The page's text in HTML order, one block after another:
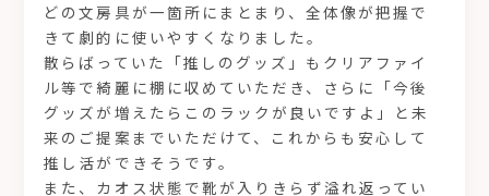
どの文房具が一箇所にまとまり、全体像が把握で
きて劇的に使いやすくなりました。
散らばっていた「推しのグッズ」もクリアファイ
ル等で綺麗に棚に収めていただき、さらに「今後
グッズが増えたらこのラックが良いですよ」と未
来のご提案までいただけて、これからも安心して
推し活ができそうです。
また、カオス状態で靴が入りきらず溢れ返ってい